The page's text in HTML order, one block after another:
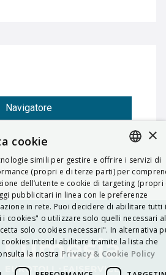
Navigatore
ITALIAN
ENGLISH
FRENCH
HUNGARIAN
DEUTSCH
POLSKI
×
cookie
simili per gestire e offrire i servizi di
(propri e di terze parti) per
dell’utente e cookie di targeting (propri
pubblicitari in linea con le preferenze
in rete. Puoi decidere di abilitare tutti i
cookies" o utilizzare solo quelli necessari al
solo cookies necessari". In alternativa
intendi abilitare tramite la lista che
la nostra Privacy & Cookie Policy